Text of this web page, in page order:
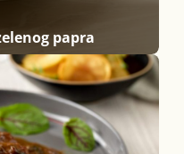
papra